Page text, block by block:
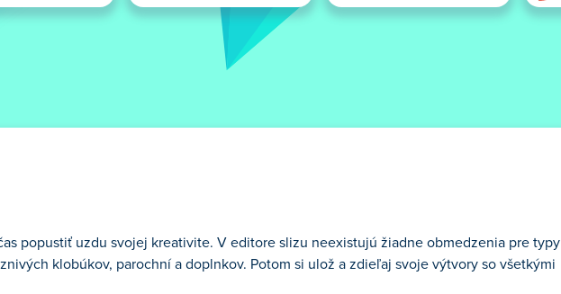
popustiť uzdu svojej kreativite. V editore slizu neexistujú žiadne obmedzenia pre typy
klobúkov, parochní a doplnkov. Potom si ulož a zdieľaj svoje výtvory so všetkými